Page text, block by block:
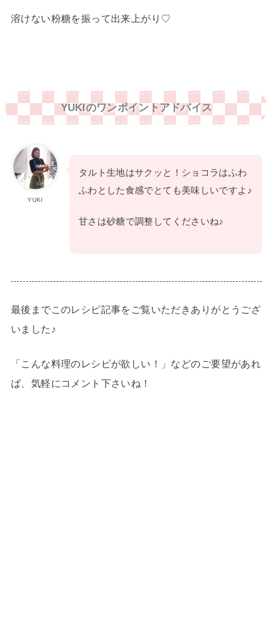
溶けない粉糖を振って出来上がり♡
YUKIのワンポイントアドバイス
YUKI
タルト生地はサクッと！ショコラはふわ
ふわとした食感でとても美味しいですよ♪
甘さは砂糖で調整してくださいね♪
最後までこのレシピ記事をご覧いただきありがとうござ
いました♪
「こんな料理のレシピが欲しい！」などのご要望があれ
ば、気軽にコメント下さいね！